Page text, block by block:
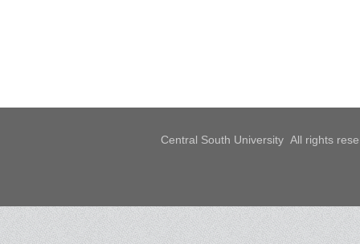
Central South University All rights